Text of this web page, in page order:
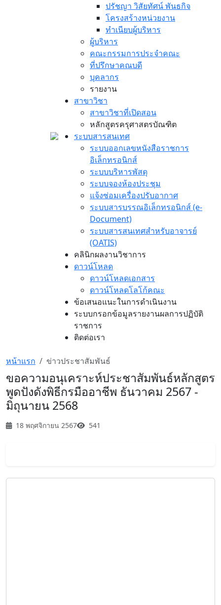
ปรัชญา วิสัยทัศน์ พันธกิจ
โครงสร้างหน่วยงาน
ทำเนียบผู้บริหาร
ผู้บริหาร
คณะกรรมการประจำคณะ
ที่ปรึกษาคณบดี
บุคลากร
รายงาน
สาขาวิชา
สาขาวิชาที่เปิดสอน
หลักสูตรครุศาสตรบัณฑิต
ระบบสารสนเทศ
ระบบออกเลขหนังสือราชการ
อิเล็กทรอนิกส์
ระบบบริหารพัสดุ
ระบบจองห้องประชุม
แจ้งซ่อมเครื่องปรับอากาศ
ระบบสารบรรณอิเล็กทรอนิกส์ (e-
Document)
ระบบสารสนเทศสำหรับอาจารย์
(OATIS)
คลินิกผลงานวิชาการ
ดาวน์โหลด
ดาวน์โหลดเอกสาร
ดาวน์โหลดโลโก้คณะ
ข้อเสนอแนะในการดำเนินงาน
ระบบกรอกข้อมูลรายงานผลการปฏิบัติ
ราชการ
ติดต่อเรา
หน้าแรก ข่าวประชาสัมพันธ์
ขอความอนุเคราะห์ประชาสัมพันธ์หลักสูตร
พูดปังดังพิธีกรมืออาชีพ ธันวาคม 2567 -
มิถุนายน 2568
18 พฤศจิกายน 2567 541